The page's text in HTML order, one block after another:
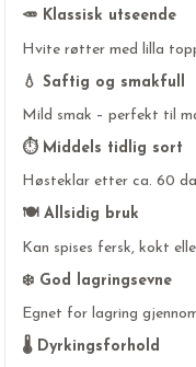
🥕 Klassisk utseende
Hvite røtter med lilla
💧 Saftig og smakfull
Mild smak – perfekt til
⏱️ Middels tidlig sort
Høsteklar etter ca. 60
🍽️ Allsidig bruk
Kan spises fersk, kokt
❄️ God lagringsevne
Egnet for lagring
🌡️ Dyrkingsforhold